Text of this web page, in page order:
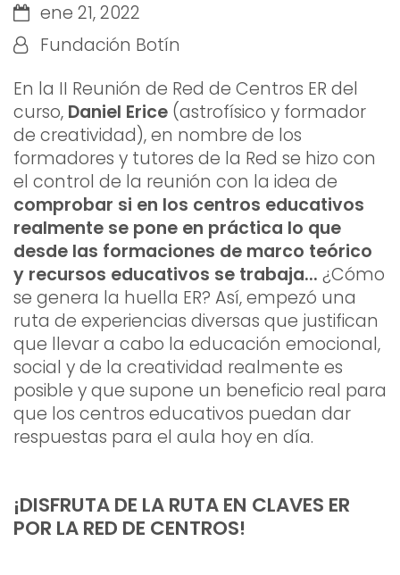
ene 21, 2022
Fundación Botín
En la II Reunión de Red de Centros ER del
curso, Daniel Erice (astrofísico y formador
de creatividad), en nombre de los
formadores y tutores de la Red se hizo con
el control de la reunión con la idea de
comprobar si en los centros educativos
realmente se pone en práctica lo que
desde las formaciones de marco teórico
y recursos educativos se trabaja... ¿Cómo
se genera la huella ER? Así, empezó una
ruta de experiencias diversas que justifican
que llevar a cabo la educación emocional,
social y de la creatividad realmente es
posible y que supone un beneficio real para
que los centros educativos puedan dar
respuestas para el aula hoy en día.
¡DISFRUTA DE LA RUTA EN CLAVES ER
POR LA RED DE CENTROS!